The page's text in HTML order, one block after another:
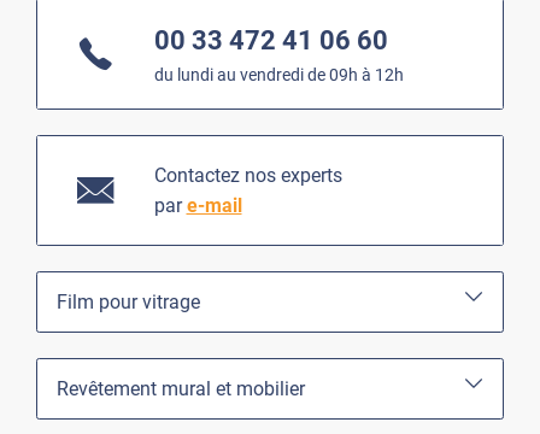
00 33 472 41 06 60
du lundi au vendredi de 09h à 12h
Contactez nos experts
pare-mail
Film pour vitrage
Revêtement mural et mobilier